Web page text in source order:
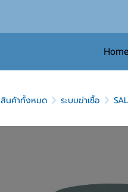
Home
สินค้าทั้งหมด ระบบฆ่าเชื้อ